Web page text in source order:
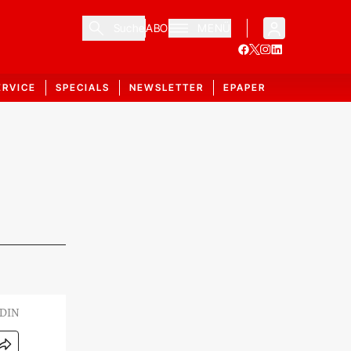
ABO
SPECIALS NEWSLETTER EPAPER